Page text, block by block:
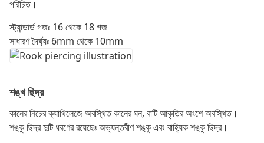
পরিচিত।
স্ট্যান্ডার্ড গজঃ 16 থেকে 18 গজ
সাধারণ দৈর্ঘ্যঃ 6mm থেকে 10mm
শঙ্খ ছিদ্র
কানের নিচের ক্যাথিলেজে অবস্থিত কানের ঘন, বাটি আকৃতির অংশে অবস্থিত।
শঙ্কু ছিদ্র দুটি ধরণের রয়েছেঃ অভ্যন্তরীণ শঙ্কু এবং বাহ্যিক শঙ্কু ছিদ্র।